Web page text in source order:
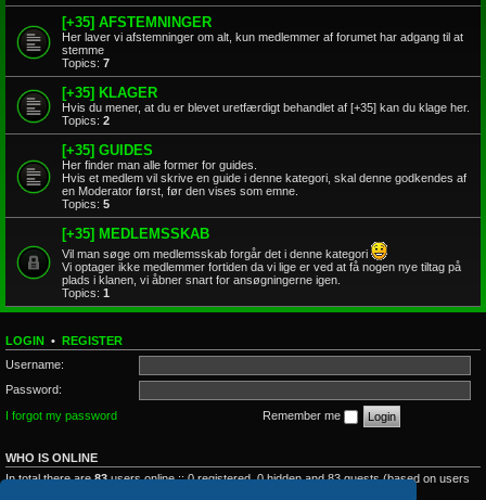
[+35] AFSTEMNINGER
Her laver vi afstemninger om alt, kun medlemmer af forumet har adgang til at
stemme
Topics: 7
[+35] KLAGER
Hvis du mener, at du er blevet uretfærdigt behandlet af [+35] kan du klage her.
Topics: 2
[+35] GUIDES
Her finder man alle former for guides.
Hvis et medlem vil skrive en guide i denne kategori, skal denne godkendes af
en Moderator først, før den vises som emne.
Topics: 5
[+35] MEDLEMSSKAB
Vil man søge om medlemsskab forgår det i denne kategori
Vi optager ikke medlemmer fortiden da vi lige er ved at få nogen nye tiltag på
plads i klanen, vi åbner snart for ansøgningerne igen.
Topics: 1
LOGIN • REGISTER
Username:
Password:
I forgot my password
Remember me
WHO IS ONLINE
In total there are83users online :: 0 registered, 0 hidden and 83 guests (based on users